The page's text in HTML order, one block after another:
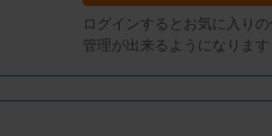
ログインするとお気に入り
管理が出来るようになります